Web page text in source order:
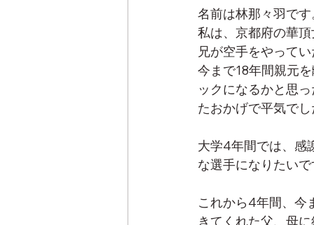
名前は林那々羽で
私は、京都府の華
兄が空手をやって
今まで18年間親元
ックになるかと思
たおかげで平気で
大学4年間では、感
な選手になりたい
これから4年間、今
きてくれた父、母